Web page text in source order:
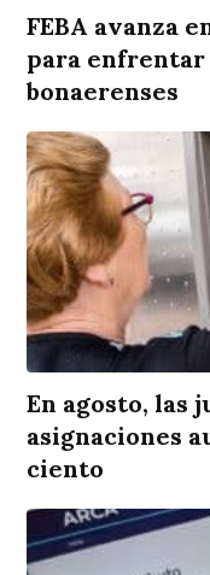
FEBA avanza
para enfrentar
bonaerenses
En agosto, las
asignaciones
ciento